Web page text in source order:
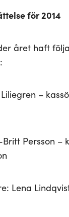
för 2014
året haft
–
Persson –
Lena